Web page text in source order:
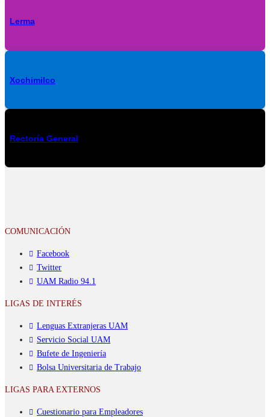
Lerma
Xochimilco
Rectoría General
COMUNICACIÓN
Facebook
Twitter
UAM Radio 94.1
LIGAS DE INTERÉS
Lenguas Extranjeras UAM
Servicio Social UAM
Bufete de Ingeniería
Bolsa Universitaria de Trabajo
LIGAS PARA EXTERNOS
Cuestionario para Empleadores